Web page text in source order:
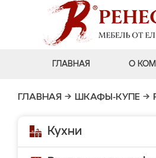
ГЛАВНАЯ О
ГЛАВНАЯ → ШКАФЫ-КУПЕ →
Кухни